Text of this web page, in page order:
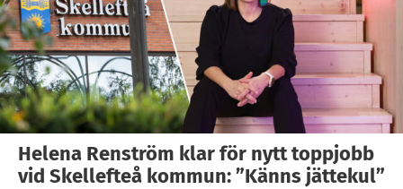
Helena Renström klar för nytt toppjobb
vid Skellefteå kommun: ”Känns jättekul”